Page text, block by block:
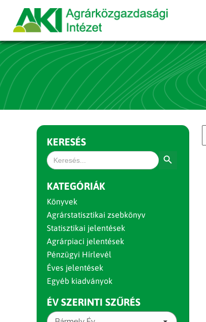
KERESÉS
Search
for:
KATEGÓRIÁK
Könyvek
Agrárstatisztikai zsebkönyv
Statisztikai jelentések
Agrárpiaci jelentések
Pénzügyi Hírlevél
Éves jelentések
Egyéb kiadványok
ÉV SZERINTI SZŰRÉS